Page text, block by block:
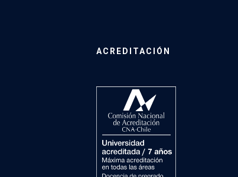
ACREDITACIÓN